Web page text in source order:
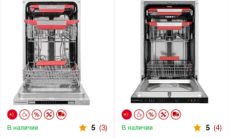
В наличии 5 (3) В наличии 5 (4)